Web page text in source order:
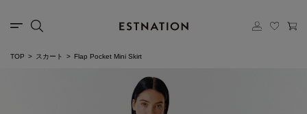
TOP スカート Flap Pocket Mini Skirt